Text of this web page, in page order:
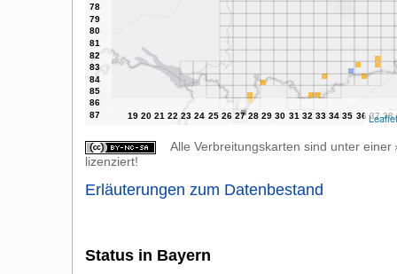
Leaflet
Alle Verbreitungskarten sind unter einer
lizenziert!
Erläuterungen zum Datenbestand
Status in Bayern